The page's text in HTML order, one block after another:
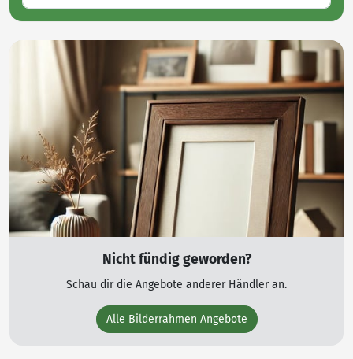
Nicht fündig geworden?
Schau dir die Angebote anderer Händler an.
Alle Bilderrahmen Angebote